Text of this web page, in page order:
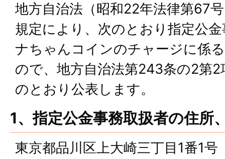
地方自治法（昭和22年法律第67
規定により、次のとおり指定公
ナちゃんコインのチャージに係
ので、地方自治法第243条の2第
のとおり公表します。
1、指定公金事務取扱者の住所
東京都品川区上大崎三丁目1番1号